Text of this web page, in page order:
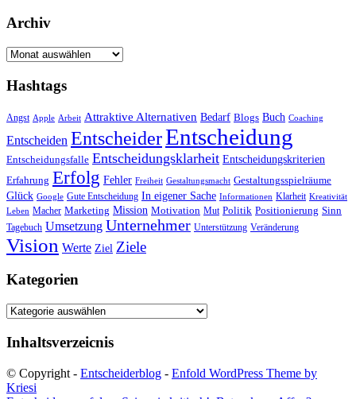
Archiv
Archiv
Hashtags
Angst Apple Arbeit Attraktive Alternativen Bedarf Blogs Buch Coaching
Entscheiden EntscheiderEntscheidung
Entscheidungsfalle Entscheidungsklarheit Entscheidungskriterien
Erfahrung Erfolg Fehler Freiheit Gestaltungsmacht Gestaltungsspielräume
Glück Google Gute Entscheidung In eigener Sache Informationen Klarheit Kreativität
Leben Macher Marketing Mission Motivation Mut Politik Positionierung Sinn
Tagebuch Umsetzung Unternehmer Unterstützung Veränderung
Vision Werte Ziel Ziele
Kategorien
Kategorien
Inhaltsverzeicnis
© Copyright - Entscheiderblog - Enfold WordPress Theme by
Kriesi